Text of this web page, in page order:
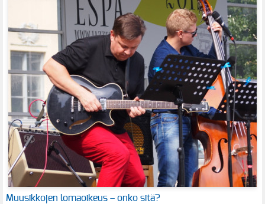
Muusikkojen lomaoikeus – onko sitä?